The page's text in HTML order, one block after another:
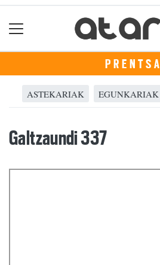
PRENTSA
ASTEKARIAK EGUNKARIAK
Galtzaundi 337